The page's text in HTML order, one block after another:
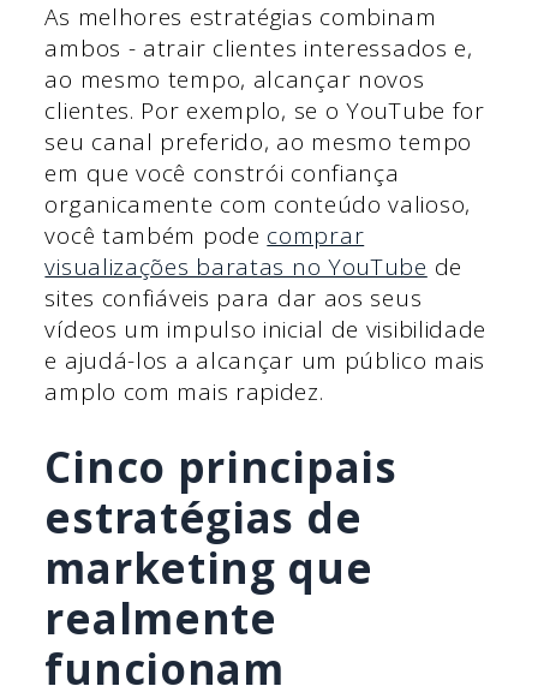
As melhores estratégias combinam
ambos - atrair clientes interessados e,
ao mesmo tempo, alcançar novos
clientes. Por exemplo, se o YouTube for
seu canal preferido, ao mesmo tempo
em que você constrói confiança
organicamente com conteúdo valioso,
você também pode comprar
visualizações baratas no YouTube de
sites confiáveis para dar aos seus
vídeos um impulso inicial de visibilidade
e ajudá-los a alcançar um público mais
amplo com mais rapidez.
Cinco principais
estratégias de
marketing que
realmente
funcionam